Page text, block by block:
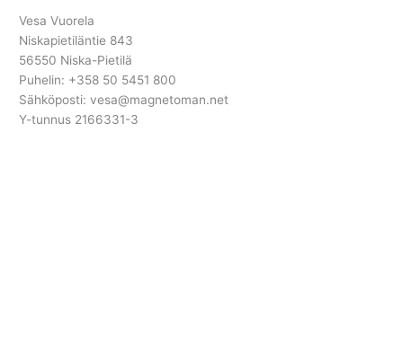
Vesa Vuorela
Niskapietiläntie 843
56550 Niska-Pietilä
Puhelin: +358 50 5451 800
Sähköposti: vesa@magnetoman.net
Y-tunnus 2166331-3